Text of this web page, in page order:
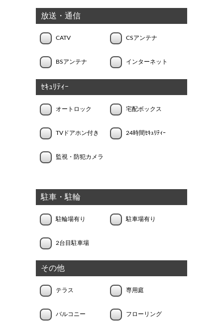
放送・通信
CATV CSアンテナ
BSアンテナ インターネット
ｾｷｭﾘﾃｨｰ
オートロック 宅配ボックス
TVドアホン付き 24時間ｾｷｭﾘﾃｨｰ
監視・防犯カメラ
駐車・駐輪
駐輪場有り 駐車場有り
2台目駐車場
その他
テラス 専用庭
バルコニー フローリング